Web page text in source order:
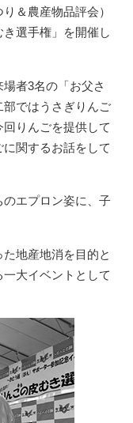
＆農産物品評会）
選手権」を開催し
者3名の「お父さ
ではうさぎりんご
りんごを提供して
関するお話をして
エプロン姿に、子
地産地消を目的と
大イベントとして